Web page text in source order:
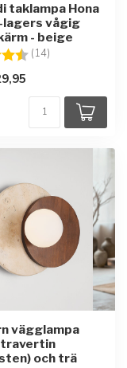
taklampa Hona
lagers vågig
- beige
(14)
vägglampa
travertin
och trä